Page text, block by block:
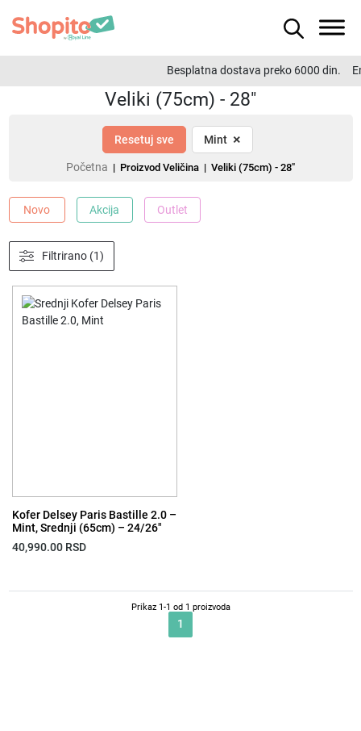
Besplatna dostava preko 6000 din.
Veliki (75cm) - 28"
Resetuj sve Mint ×
Početna | Proizvod Veličina | Veliki (75cm) - 28"
Novo Akcija Outlet
Filtrirano (1)
Kofer Delsey Paris Bastille 2.0 –
Mint, Srednji (65cm) – 24/26″
40,990.00 RSD
Prikaz 1-1 od 1 proizvoda
1